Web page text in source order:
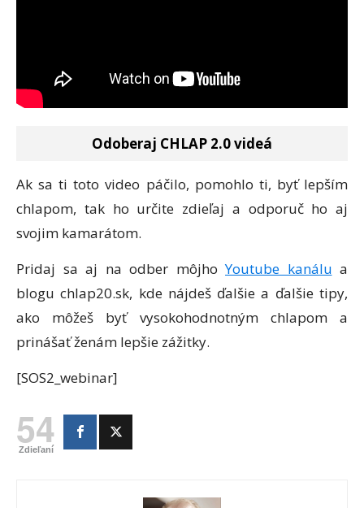
Odoberaj CHLAP 2.0 videá
Ak sa ti toto video páčilo, pomohlo ti, byť lepším
chlapom, tak ho určite zdieľaj a odporuč ho aj
svojim kamarátom.
Pridaj sa aj na odber môjhoYoutube kanálu a
blogu chlap20.sk, kde nájdeš ďalšie a ďalšie tipy,
ako môžeš byť vysokohodnotným chlapom a
prinášať ženám lepšie zážitky.
[SOS2_webinar]
54
Zdieľaní